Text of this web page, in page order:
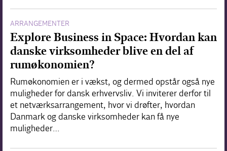
ARRANGEMENTER
Explore Business in Space: Hvordan kan
danske virksomheder blive en del af
rumøkonomien?
Rumøkonomien er i vækst, og dermed opstår også nye
muligheder for dansk erhvervsliv. Vi inviterer derfor til
et netværksarrangement, hvor vi drøfter, hvordan
Danmark og danske virksomheder kan få nye
muligheder…